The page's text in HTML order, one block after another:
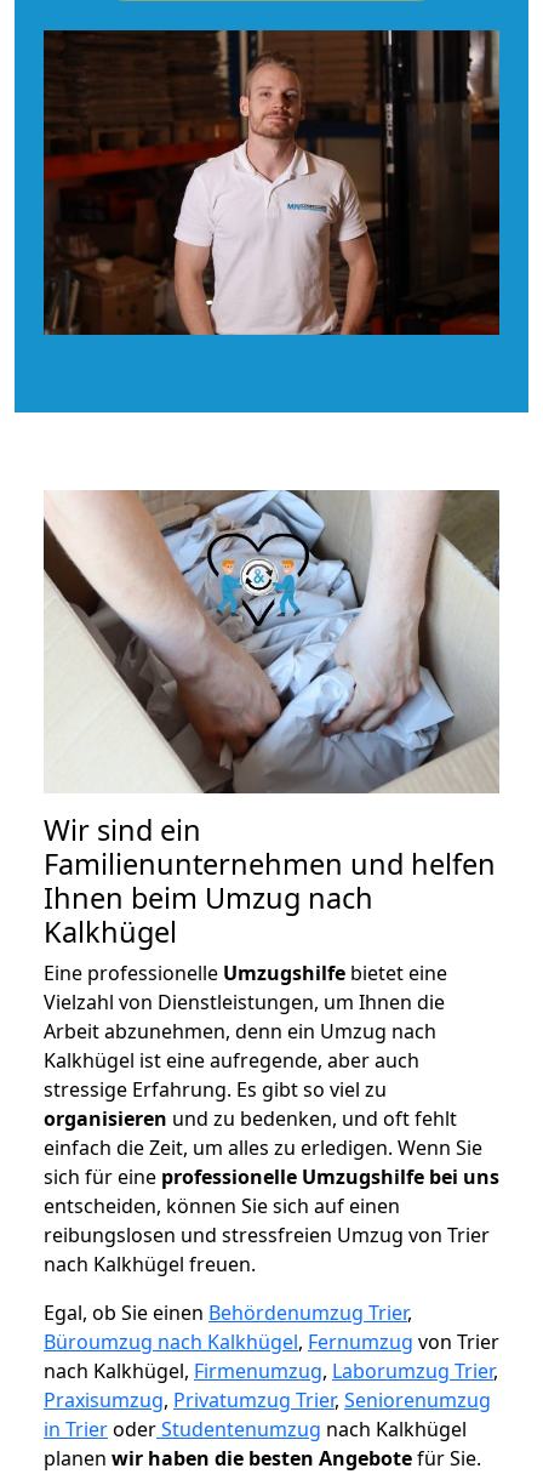
Wir sind ein
Familienunternehmen und helfen
Ihnen beim Umzug nach
Kalkhügel
Eine professionelle Umzugshilfe bietet eine
Vielzahl von Dienstleistungen, um Ihnen die
Arbeit abzunehmen, denn ein Umzug nach
Kalkhügel ist eine aufregende, aber auch
stressige Erfahrung. Es gibt so viel zu
organisieren und zu bedenken, und oft fehlt
einfach die Zeit, um alles zu erledigen. Wenn Sie
sich für eine professionelle Umzugshilfe bei uns
entscheiden, können Sie sich auf einen
reibungslosen und stressfreien Umzug von Trier
nach Kalkhügel freuen.
Egal, ob Sie einen Behördenumzug Trier,
Büroumzug nach Kalkhügel, Fernumzug von Trier
nach Kalkhügel, Firmenumzug, Laborumzug Trier,
Praxisumzug, Privatumzug Trier, Seniorenumzug
in TrieroderStudentenumzug nach Kalkhügel
planen wir haben die besten Angebotefür Sie.